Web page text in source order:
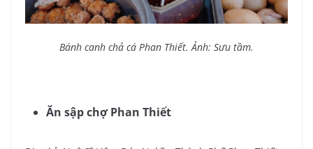
Bánh canh chả cá Phan Thiết. Ảnh: Sưu tầm.
Ăn sập chợ Phan Thiết